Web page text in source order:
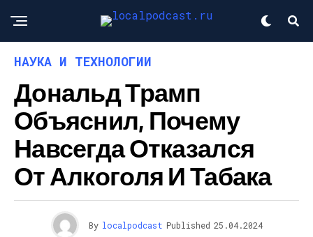
НАУКА И ТЕХНОЛОГИИ
Дональд Трамп
Объяснил, Почему
Навсегда Отказался
От Алкоголя И Табака
By localpodcast Published 25.04.2024